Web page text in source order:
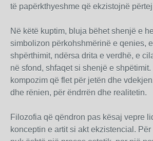
të papërkthyeshme që ekzistojnë
Në këtë kuptim, bluja bëhet shenjë e
simbolizon përkohshmërinë e qenies,
shpërthimit, ndërsa drita e verdhë, e
në sfond, shfaqet si shenjë e
kompozim që flet për jetën dhe
dhe rënien, për ëndrrën dhe realitetin.
Filozofia që qëndron pas kësaj vepre
konceptin e artit si akt ekzistencial.